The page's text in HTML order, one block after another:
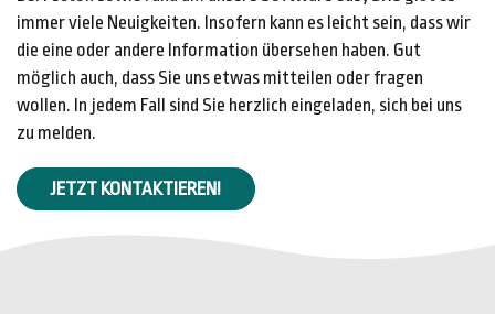
immer viele Neuigkeiten. Insofern kann es leicht sein, dass wir
die eine oder andere Information übersehen haben. Gut
möglich auch, dass Sie uns etwas mitteilen oder fragen
wollen. In jedem Fall sind Sie herzlich eingeladen, sich bei uns
zu melden.
JETZT KONTAKTIEREN!